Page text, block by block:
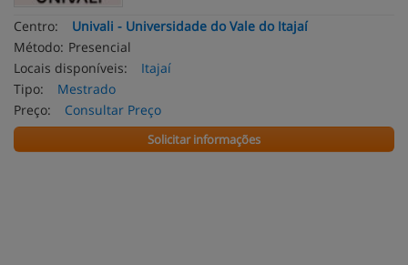
Centro:
Univali - Universidade do Vale do Itajaí
Método: Presencial
Locais disponíveis:
Itajaí
Tipo:
Mestrado
Preço:
Consultar Preço
Solicitar informações